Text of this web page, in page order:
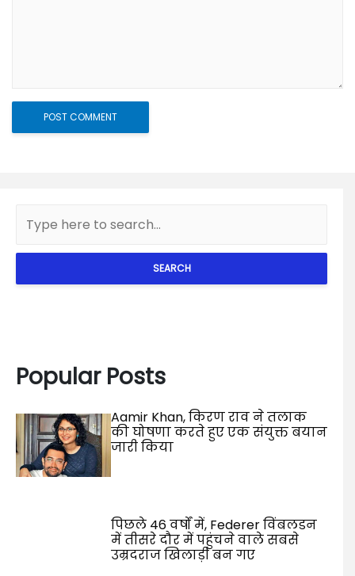
SEARCH
Popular Posts
Aamir Khan, किरण राव ने तलाक
की घोषणा करते हुए एक संयुक्त बयान
जारी किया
पिछले 46 वर्षों में, Federer विंबलडन
में तीसरे दौर में पहुंचने वाले सबसे
उम्रदराज खिलाड़ी बन गए